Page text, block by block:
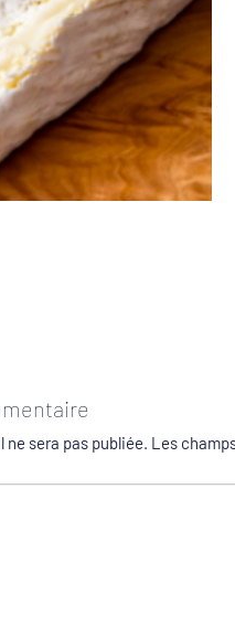
sera pas publiée. Les